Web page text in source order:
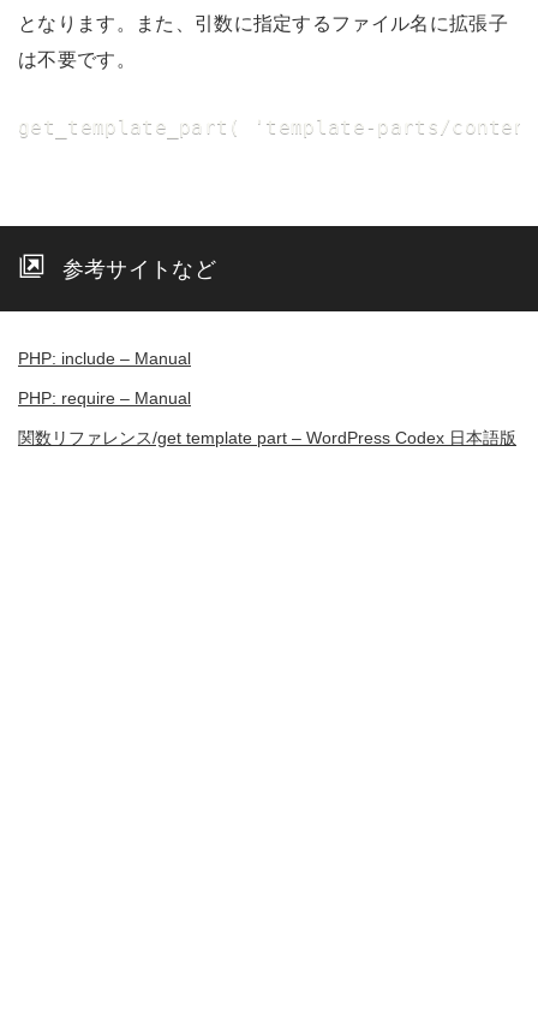
となります。また、引数に指定するファイル名に拡張子
は不要です。
get_template_part( 'template-parts/
参考サイトなど
PHP: include – Manual
PHP: require – Manual
関数リファレンス/get template part – WordPress Codex 日本語版